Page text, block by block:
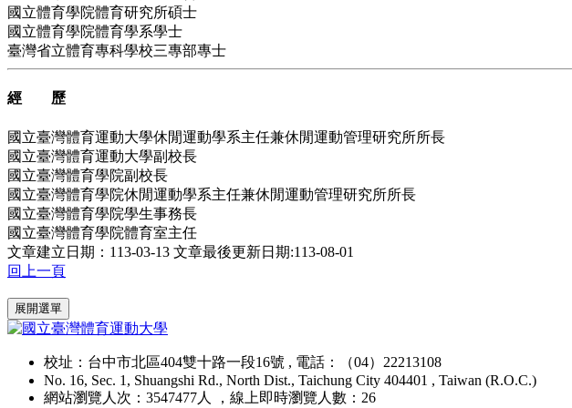
國立體育學院體育研究所碩士
國立體育學院體育學系學士
臺灣省立體育專科學校三專部專士
經 歷
國立臺灣體育運動大學休閒運動學系主任兼休閒運動管理研究所所長
國立臺灣體育運動大學副校長
國立臺灣體育學院副校長
國立臺灣體育學院休閒運動學系主任兼休閒運動管理研究所所長
國立臺灣體育學院學生事務長
國立臺灣體育學院體育室主任
文章建立日期：113-03-13 文章最後更新日期:113-08-01
回上一頁
展開選單
校址：台中市北區404雙十路一段16號 , 電話：（04）22213108
No. 16, Sec. 1, Shuangshi Rd., North Dist., Taichung City 404401 , Taiwan (R.O.C.)
網站瀏覽人次：3547477人 ，線上即時瀏覽人數：26